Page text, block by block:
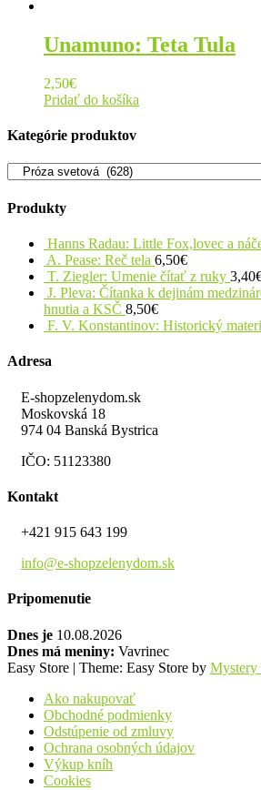
Unamuno: Teta Tula
2,50€
Pridať do košíka
Kategórie produktov
Produkty
Hanns Radau: Little Fox,lovec a
A. Pease: Reč tela 6,50€
T. Ziegler: Umenie čítať z ruky 3,40
J. Pleva: Čítanka k dejinám
hnutia a KSČ 8,50€
F. V. Konstantinov: Historický
Adresa
E-shopzelenydom.sk
Moskovská 18
974 04 Banská Bystrica
IČO: 51123380
Kontakt
+421 915 643 199
info@e-shopzelenydom.sk
Pripomenutie
Dnes je 10.08.2026
Dnes má meniny: Vavrinec
Easy Store | Theme: Easy Store by Mystery
Ako nakupovať
Obchodné podmienky
Odstúpenie od zmluvy
Ochrana osobných údajov
Výkup kníh
Cookies